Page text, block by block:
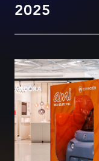
2025
VÄIKE